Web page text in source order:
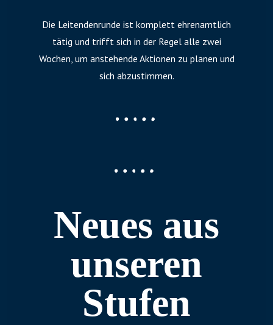
Die Leitendenrunde ist komplett ehrenamtlich
tätig und trifft sich in der Regel alle zwei
Wochen, um anstehende Aktionen zu planen und
sich abzustimmen.
Neues aus
unseren
Stufen